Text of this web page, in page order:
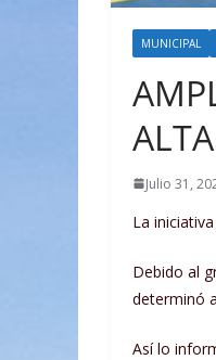
MUNICIPAL
Julio 31,
La
Debido al
determinó
Así lo